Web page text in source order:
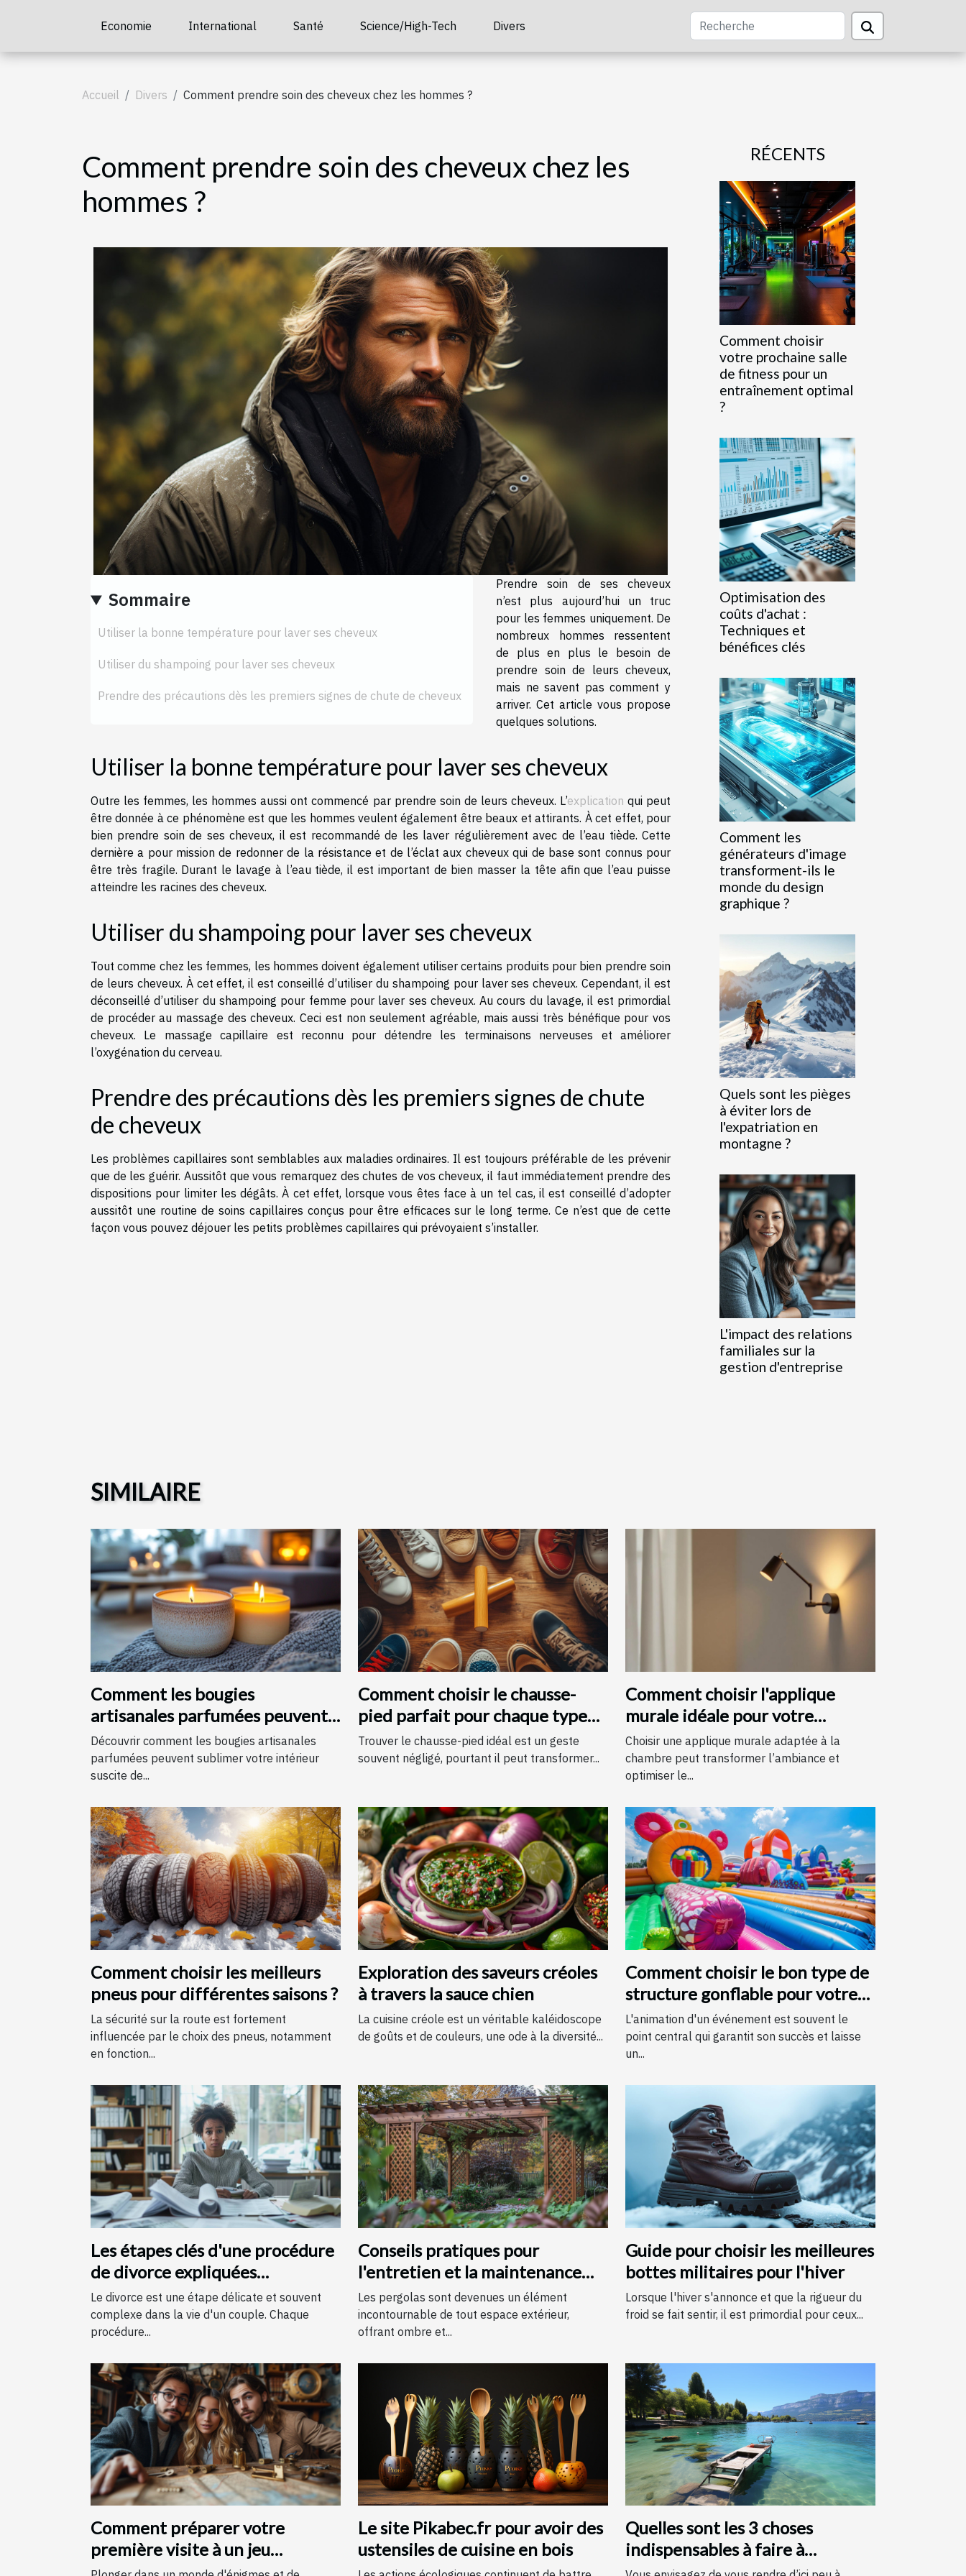
Economie International Santé Science/High-Tech Divers
Accueil Divers Comment prendre soin des cheveux chez les hommes ?
Comment prendre soin des cheveux chez les
hommes ?
Sommaire
Utiliser la bonne température pour laver ses cheveux
Utiliser du shampoing pour laver ses cheveux
Prendre des précautions dès les premiers signes de chute de cheveux
Prendre soin de ses cheveux
n’est plus aujourd’hui un truc
pour les femmes uniquement. De
nombreux hommes ressentent
de plus en plus le besoin de
prendre soin de leurs cheveux,
mais ne savent pas comment y
arriver. Cet article vous propose
quelques solutions.
Utiliser la bonne température pour laver ses cheveux
Outre les femmes, les hommes aussi ont commencé par prendre soin de leurs cheveux. L’explication qui peut
être donnée à ce phénomène est que les hommes veulent également être beaux et attirants. À cet effet, pour
bien prendre soin de ses cheveux, il est recommandé de les laver régulièrement avec de l’eau tiède. Cette
dernière a pour mission de redonner de la résistance et de l’éclat aux cheveux qui de base sont connus pour
être très fragile. Durant le lavage à l’eau tiède, il est important de bien masser la tête afin que l’eau puisse
atteindre les racines des cheveux.
Utiliser du shampoing pour laver ses cheveux
Tout comme chez les femmes, les hommes doivent également utiliser certains produits pour bien prendre soin
de leurs cheveux. À cet effet, il est conseillé d’utiliser du shampoing pour laver ses cheveux. Cependant, il est
déconseillé d’utiliser du shampoing pour femme pour laver ses cheveux. Au cours du lavage, il est primordial
de procéder au massage des cheveux. Ceci est non seulement agréable, mais aussi très bénéfique pour vos
cheveux. Le massage capillaire est reconnu pour détendre les terminaisons nerveuses et améliorer
l’oxygénation du cerveau.
Prendre des précautions dès les premiers signes de chute
de cheveux
Les problèmes capillaires sont semblables aux maladies ordinaires. Il est toujours préférable de les prévenir
que de les guérir. Aussitôt que vous remarquez des chutes de vos cheveux, il faut immédiatement prendre des
dispositions pour limiter les dégâts. À cet effet, lorsque vous êtes face à un tel cas, il est conseillé d’adopter
aussitôt une routine de soins capillaires conçus pour être efficaces sur le long terme. Ce n’est que de cette
façon vous pouvez déjouer les petits problèmes capillaires qui prévoyaient s’installer.
RÉCENTS
Comment choisir
votre prochaine salle
de fitness pour un
entraînement optimal
?
Optimisation des
coûts d'achat :
Techniques et
bénéfices clés
Comment les
générateurs d'image
transforment-ils le
monde du design
graphique ?
Quels sont les pièges
à éviter lors de
l'expatriation en
montagne ?
L'impact des relations
familiales sur la
gestion d'entreprise
SIMILAIRE
Comment les bougies
artisanales parfumées peuvent
améliorer votre intérieur
Découvrir comment les bougies artisanales
parfumées peuvent sublimer votre intérieur
suscite de...
Comment choisir le chausse-
pied parfait pour chaque type
de chaussure
Trouver le chausse-pied idéal est un geste
souvent négligé, pourtant il peut transformer...
Comment choisir l'applique
murale idéale pour votre
chambre
Choisir une applique murale adaptée à la
chambre peut transformer l’ambiance et
optimiser le...
Comment choisir les meilleurs
pneus pour différentes saisons ?
La sécurité sur la route est fortement
influencée par le choix des pneus, notamment
en fonction...
Exploration des saveurs créoles
à travers la sauce chien
La cuisine créole est un véritable kaléidoscope
de goûts et de couleurs, une ode à la diversité...
Comment choisir le bon type de
structure gonflable pour votre
événement
L'animation d'un événement est souvent le
point central qui garantit son succès et laisse
un...
Les étapes clés d'une procédure
de divorce expliquées
simplement
Le divorce est une étape délicate et souvent
complexe dans la vie d'un couple. Chaque
procédure...
Conseils pratiques pour
l'entretien et la maintenance
des pergolas
Les pergolas sont devenues un élément
incontournable de tout espace extérieur,
offrant ombre et...
Guide pour choisir les meilleures
bottes militaires pour l'hiver
Lorsque l'hiver s'annonce et que la rigueur du
froid se fait sentir, il est primordial pour ceux...
Comment préparer votre
première visite à un jeu
d'évasion : conseils et astuces
Le site Pikabec.fr pour avoir des
ustensiles de cuisine en bois
Quelles sont les 3 choses
indispensables à faire à
Annecy ?